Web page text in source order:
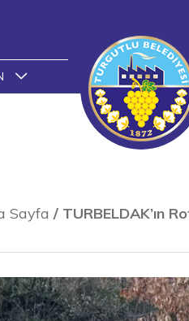
Sayfa / TURBELDAK’ın